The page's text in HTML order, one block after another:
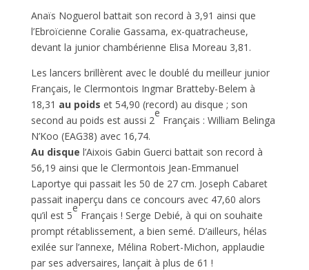
Anaïs Noguerol battait son record à 3,91 ainsi que
l’Ebroïcienne Coralie Gassama, ex-quatracheuse,
devant la junior chambérienne Elisa Moreau 3,81.
Les lancers brillèrent avec le doublé du meilleur junior
Français, le Clermontois Ingmar Bratteby-Belem à
18,31 au poids et 54,90 (record) au disque ; son
second au poids est aussi 2
e
Français : William Belinga
N’Koo (EAG38) avec 16,74.
Au disque l’Aixois Gabin Guerci battait son record à
56,19 ainsi que le Clermontois Jean-Emmanuel
Laportye qui passait les 50 de 27 cm. Joseph Cabaret
passait inaperçu dans ce concours avec 47,60 alors
qu’il est 5
e
Français ! Serge Debié, à qui on souhaite
prompt rétablissement, a bien semé. D’ailleurs, hélas
exilée sur l’annexe, Mélina Robert-Michon, applaudie
par ses adversaires, lançait à plus de 61 !